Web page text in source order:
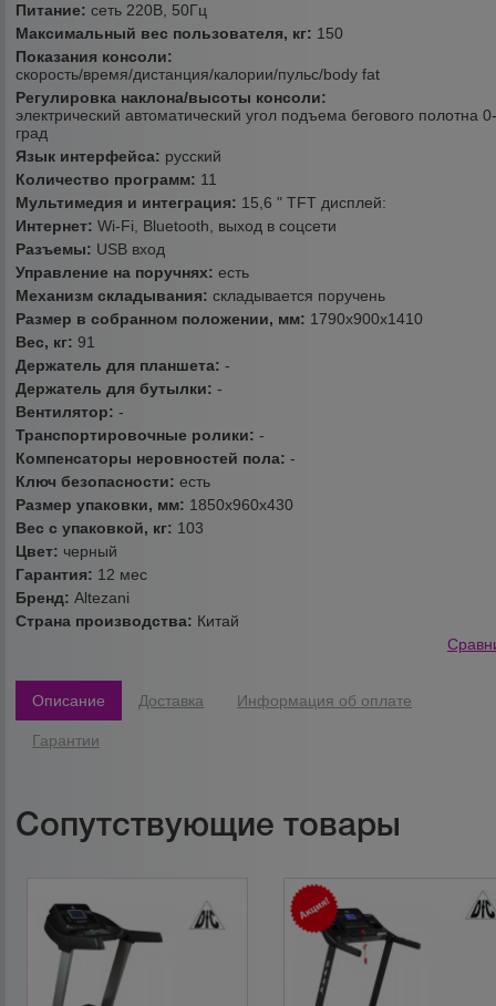
Питание:сеть 220В, 50Гц
Максимальный вес пользователя, кг: 150
Показания консоли:
скорость/время/дистанция/калории/пульс/body fat
Регулировка наклона/высоты консоли:
электрический автоматический угол подъема бегового полотна
град
Язык интерфейса: русский
Количество программ: 11
Мультимедия и интеграция: 15,6 " TFT дисплей:
Интернет:Wi-Fi, Bluetooth, выход в соцсети
Разъемы: USB вход
Управление на поручнях:есть
Механизм складывания:складывается поручень
Размер в собранном положении, мм: 1790х900х1410
Вес, кг:91
Держатель для планшета:-
Держатель для бутылки:-
Вентилятор:-
Транспортировочные ролики:-
Компенсаторы неровностей пола:-
Ключ безопасности:есть
Размер упаковки, мм: 1850х960х430
Вес с упаковкой, кг: 103
Цвет: черный
Гарантия: 12 мес
Бренд:Altezani
Страна производства: Китай
Описание Доставка Информация об оплате
Гарантии
Сопутствующие товары